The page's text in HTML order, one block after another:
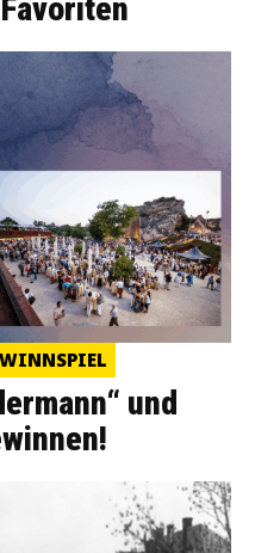
und